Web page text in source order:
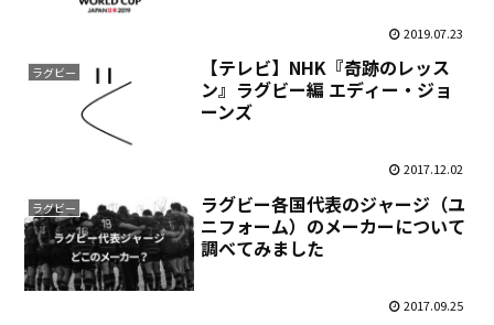
2019.07.23
ラグビー
【テレビ】NHK『奇跡のレッス
ン』ラグビー編 エディー・ジョ
ーンズ
2017.12.02
ラグビー
ラグビー各国代表のジャージ（ユ
ニフォーム）のメーカーについて
調べてみました
2017.09.25